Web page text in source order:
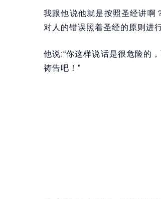
我跟他说他就是按照圣经讲啊
对人的错误照着圣经的原则进
他说:“你这样说话是很危险的
祷告吧！”